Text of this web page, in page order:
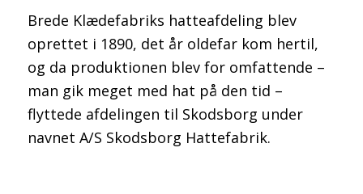
Brede Klædefabriks hatteafdeling blev
oprettet i 1890, det år oldefar kom hertil,
og da produktionen blev for omfattende –
man gik meget med hat på den tid –
flyttede afdelingen til Skodsborg under
navnet A/S Skodsborg Hattefabrik.